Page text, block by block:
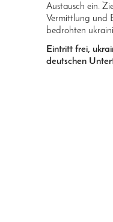
Austausch ein.
Vermittlung und
bedrohten
Eintritt frei,
deutschen